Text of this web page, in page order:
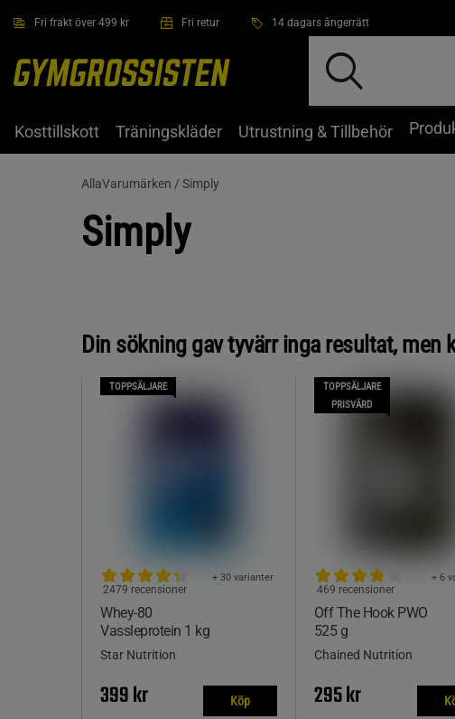
Fri frakt över 499 kr Fri retur 14 dagars ångerrätt
Kosttillskott Träningskläder Utrustning & Tillbehör
AllaVarumärken / Simply
Simply
Din sökning gav tyvärr inga resultat, men
TOPPSÄLJARE
Whey-80
Vassleprotein 1 kg
+ 30 varianter
2479 recensioner
Star Nutrition
399 kr Köp
TOPPSÄLJARE
PRISVÄRD
Off The Hook PWO
525 g
+ 6
469 recensioner
Chained Nutrition
295 kr